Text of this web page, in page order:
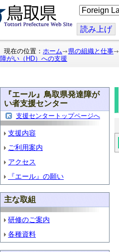
こ
の
ジ
を
翻
読み上げ
現在の位置： ホーム 県の組織と仕事
障がい（HD）への支援
『エール』鳥取県発達障が
い者支援センター
支援センタートップページへ
支援内容
ご利用案内
アクセス
『エール』の願い
主な取組
研修のご案内
各種資料